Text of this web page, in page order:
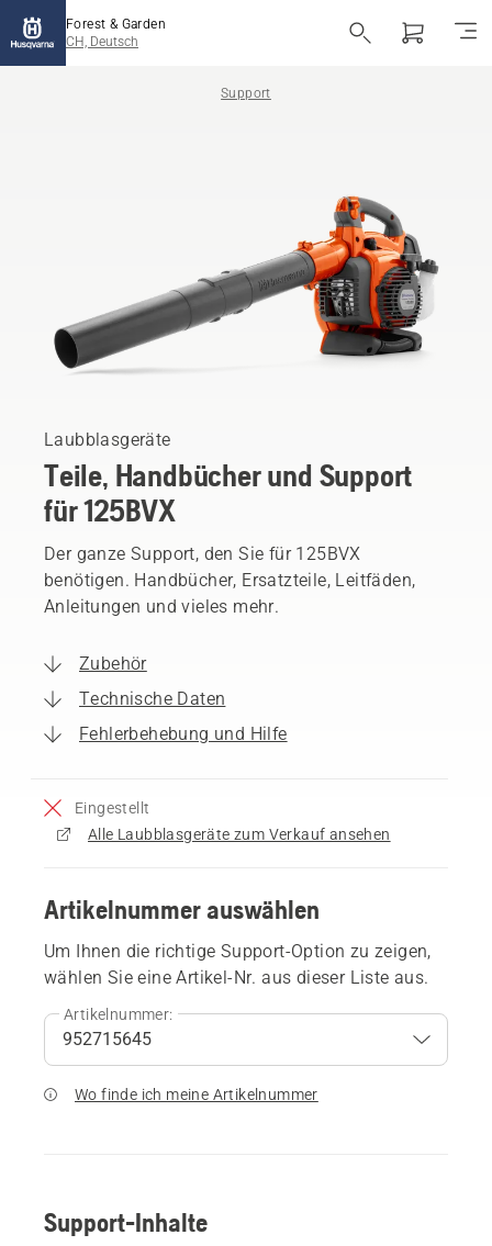
Forest & Garden
CH, Deutsch
Support
Laubblasgeräte
Teile, Handbücher und Support
für 125BVX
Der ganze Support, den Sie für 125BVX
benötigen. Handbücher, Ersatzteile, Leitfäden,
Anleitungen und vieles mehr.
Zubehör
Technische Daten
Fehlerbehebung und Hilfe
Eingestellt
Alle Laubblasgeräte zum Verkauf ansehen
Artikelnummer auswählen
Um Ihnen die richtige Support-Option zu zeigen,
wählen Sie eine Artikel-Nr. aus dieser Liste aus.
Artikelnummer:
Wo finde ich meine Artikelnummer
Support-Inhalte